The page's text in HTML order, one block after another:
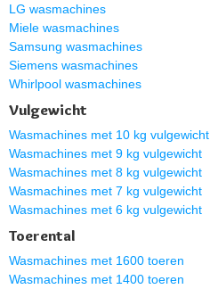
LG wasmachines
Miele wasmachines
Samsung wasmachines
Siemens wasmachines
Whirlpool wasmachines
Vulgewicht
Wasmachines met 10 kg vulgewicht
Wasmachines met 9 kg vulgewicht
Wasmachines met 8 kg vulgewicht
Wasmachines met 7 kg vulgewicht
Wasmachines met 6 kg vulgewicht
Toerental
Wasmachines met 1600 toeren
Wasmachines met 1400 toeren